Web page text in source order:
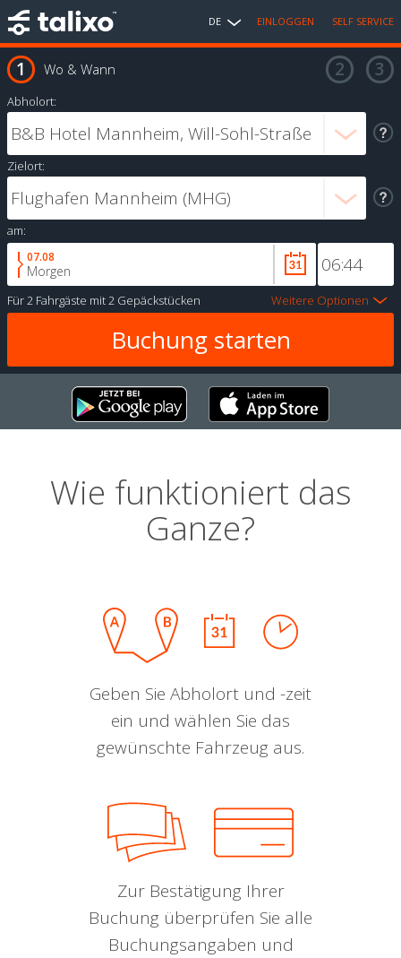
DE EINLOGGEN SELF SERVICE
Wo & Wann
Abholort:
Zielort:
am:
07.08
Morgen
Für2 Fahrgäste mit2 Gepäckstücken Weitere Optionen
Wie funktioniert das
Ganze?
Geben Sie Abholort und -zeit
ein und wählen Sie das
gewünschte Fahrzeug aus.
Zur Bestätigung Ihrer
Buchung überprüfen Sie alle
Buchungsangaben und